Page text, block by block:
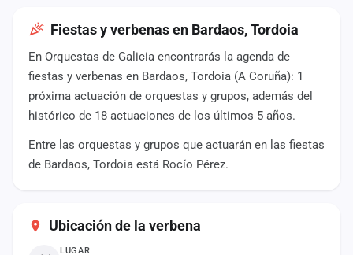
Fiestas y verbenas en Bardaos, Tordoia
En Orquestas de Galicia encontrarás la agenda de
fiestas y verbenas en Bardaos, Tordoia (A Coruña): 1
próxima actuación de orquestas y grupos, además del
histórico de 18 actuaciones de los últimos 5 años.
Entre las orquestas y grupos que actuarán en las fiestas
de Bardaos, Tordoia está Rocío Pérez.
Ubicación de la verbena
LUGAR
Rankings
Vídeos
Anuncios
Iniciar
sesión
Administración